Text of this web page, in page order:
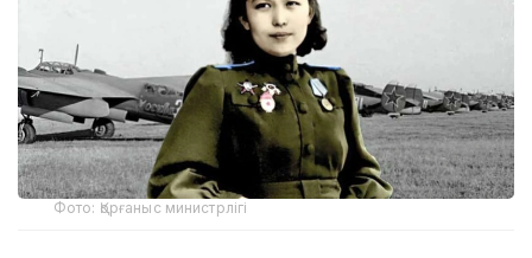
Фото: Қорғаныс министрлігі